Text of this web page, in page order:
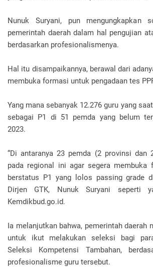
Nunuk Suryani, pun mengungkapkan
pemerintah daerah dalam hal pengujian
berdasarkan profesionalismenya.
Hal itu disampaikannya, berawal dari
membuka formasi untuk pengadaan tes
Yang mana sebanyak 12.276 guru yang
sebagai P1 di 51 pemda yang belum
2023.
“Di antaranya 23 pemda (2 provinsi dan
pada regional ini agar segera membuka
berstatus P1 yang lolos passing grade
Dirjen GTK, Nunuk Suryani seperti
Kemdikbud.go.id.
Ia melanjutkan bahwa, pemerintah
untuk ikut melakukan seleksi bagi
Seleksi Kompetensi Tambahan,
profesionalisme guru tersebut.